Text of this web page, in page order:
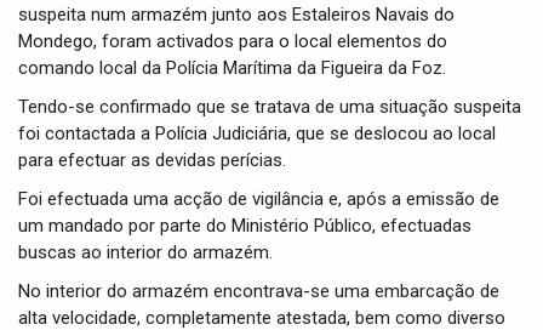
suspeita num armazém junto aos Estaleiros Navais do
Mondego, foram activados para o local elementos do
comando local da Polícia Marítima da Figueira da Foz.
Tendo-se confirmado que se tratava de uma situação suspeita
foi contactada a Polícia Judiciária, que se deslocou ao local
para efectuar as devidas perícias.
Foi efectuada uma acção de vigilância e, após a emissão de
um mandado por parte do Ministério Público, efectuadas
buscas ao interior do armazém.
No interior do armazém encontrava-se uma embarcação de
alta velocidade, completamente atestada, bem como diverso